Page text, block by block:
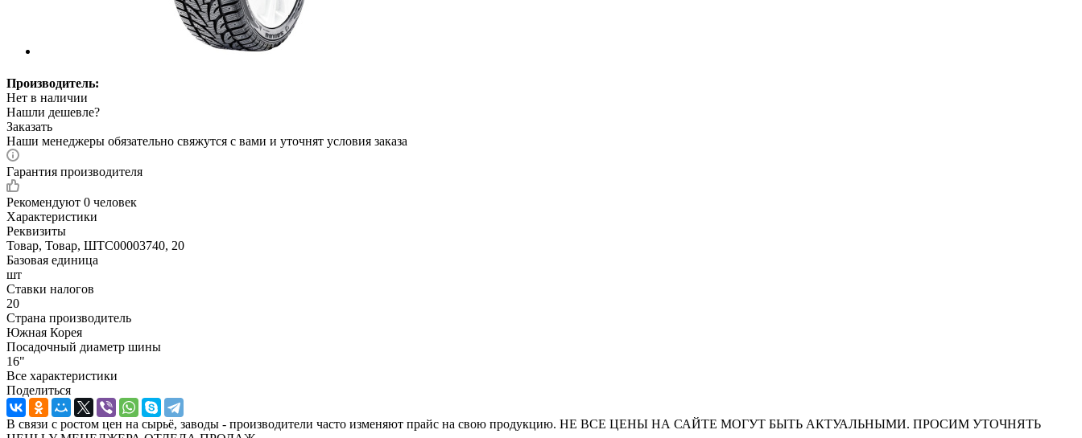
Производитель:
Нет в наличии
Нашли дешевле?
Заказать
Наши менеджеры обязательно свяжутся с вами и уточнят условия заказа
Гарантия производителя
Рекомендуют 0 человек
Характеристики
Реквизиты
Товар, Товар, ШТС00003740, 20
Базовая единица
шт
Ставки налогов
20
Страна производитель
Южная Корея
Посадочный диаметр шины
16"
Все характеристики
Поделиться
В связи с ростом цен на сырьё, заводы - производители часто изменяют прайс на свою продукцию. НЕ ВСЕ ЦЕНЫ НА САЙТЕ МОГУТ БЫТЬ АКТУАЛЬНЫМИ. ПРОСИМ УТОЧНЯТЬ